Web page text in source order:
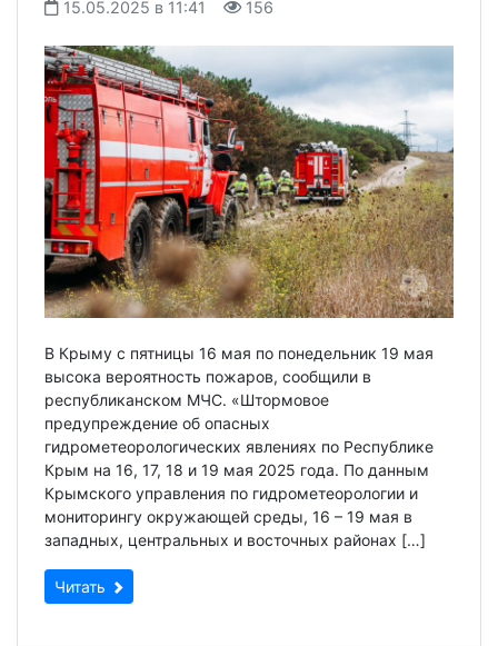
15.05.2025 в 11:41 156
В Крыму с пятницы 16 мая по понедельник 19 мая
высока вероятность пожаров, сообщили в
республиканском МЧС. «Штормовое
предупреждение об опасных
гидрометеорологических явлениях по Республике
Крым на 16, 17, 18 и 19 мая 2025 года. По данным
Крымского управления по гидрометеорологии и
мониторингу окружающей среды, 16 – 19 мая в
западных, центральных и восточных районах […]
Читать